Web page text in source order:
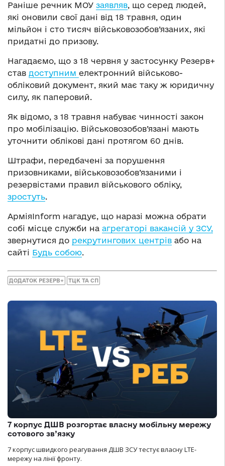
Раніше речник МОУ заявляв, що серед людей,
які оновили свої дані від 18 травня, один
мільйон і сто тисяч військовозобов’язаних, які
придатні до призову.
Нагадаємо, що з 18 червня у застосунку Резерв+
став доступним електронний військово-
обліковий документ, який має таку ж юридичну
силу, як паперовий.
Як відомо, з 18 травня набуває чинності закон
про мобілізацію. Військовозобов’язані мають
уточнити облікові дані протягом 60 днів.
Штрафи, передбачені за порушення
призовниками, військовозобов’язаними і
резервістами правил військового обліку,
зростуть.
АрміяInform нагадує, що наразі можна обрати
собі місце служби на агрегаторі вакансій у ЗСУ,
звернутися до рекрутингових центрів або на
сайті Будь собою.
ДОДАТОК РЕЗЕРВ+ ТЦК ТА СП
7 корпус ДШВ розгортає власну мобільну мережу
сотового зв’язку
7 корпус швидкого реагування ДШВ ЗСУ тестує власну LTE-
мережу на лінії фронту.